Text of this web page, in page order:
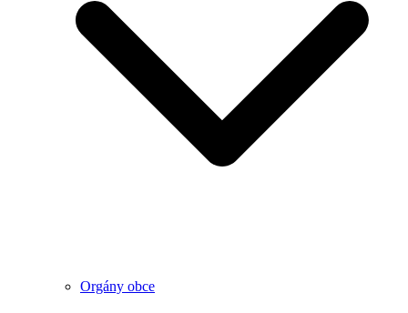
Orgány obce